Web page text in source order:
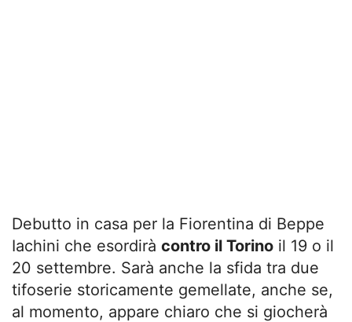
Debutto in casa per la Fiorentina di Beppe
Iachini che esordirà contro il Torino il 19 o il
20 settembre. Sarà anche la sfida tra due
tifoserie storicamente gemellate, anche se,
al momento, appare chiaro che si giocherà